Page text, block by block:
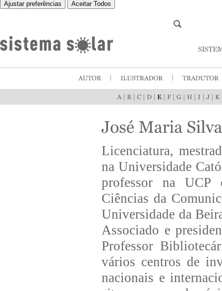
Ajustar preferências Aceitar Todos
Licenciatura,
na Universidade
professor na UCP
Ciências da
Universidade da
Associado e
Professor
vários centros de
nacionais e